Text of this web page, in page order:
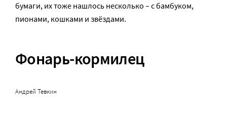
бумаги, их тоже нашлось несколько – с бамбуком,
пионами, кошками и звёздами.
Фонарь-кормилец
Андрей Тевкин